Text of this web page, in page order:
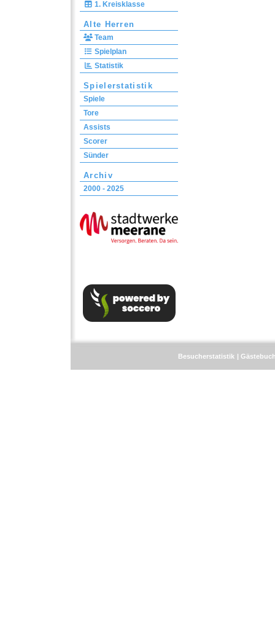
1. Kreisklasse
Alte Herren
Team
Spielplan
Statistik
Spielerstatistik
Spiele
Tore
Assists
Scorer
Sünder
Archiv
2000 - 2025
Besucherstatistik